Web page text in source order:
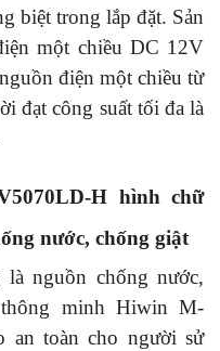
biệt trong lắp đặt. Sản
một chiều DC 12V
điện một chiều từ
đạt công suất tối đa là
H hình chữ
nước, chống giật
nguồn chống nước,
minh Hiwin M-
an toàn cho người sử